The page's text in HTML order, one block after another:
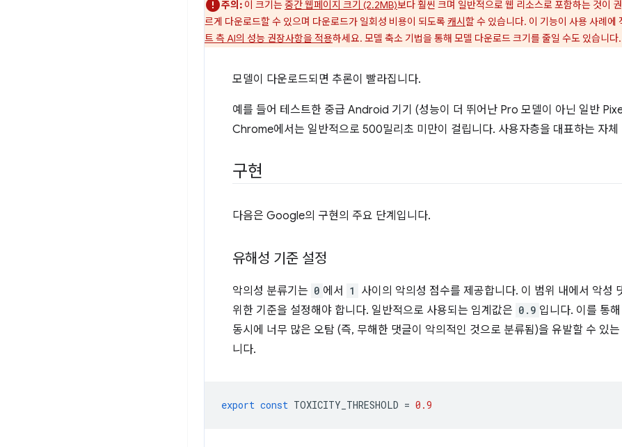
주의: 이 크기는중간 웹페이지 크기 (2.2MB)보다 훨씬 크며 일반적으로 웹 리소스로 포함하는 것이
르게 다운로드할 수 있으며 다운로드가 일회성 비용이 되도록캐시 할 수 있습니다. 이 기능이 사용 사례에
트 측 AI의 성능 권장사항을 적용하세요. 모델 축소 기법을 통해 모델 다운로드 크기를 줄일 수도 있습니다.
모델이 다운로드되면 추론이 빨라집니다.
예를 들어 테스트한 중급 Android 기기 (성능이 더 뛰어난 Pro 모델이 아닌 일반
Chrome에서는 일반적으로 500밀리초 미만이 걸립니다. 사용자층을 대표하는 자체
구현
다음은 Google의 구현의 주요 단계입니다.
유해성 기준 설정
악의성 분류기는 0 에서 1
사이의 악의성 점수를 제공합니다. 이 범위 내에서 악성
위한 기준을 설정해야 합니다. 일반적으로 사용되는 임계값은 0.9 입니다. 이를 통
동시에 너무 많은 오탐 (즉, 무해한 댓글이 악의적인 것으로 분류됨)을 유발할 수 있
니다.
export const TOXICITY_THRESHOLD = 0.9